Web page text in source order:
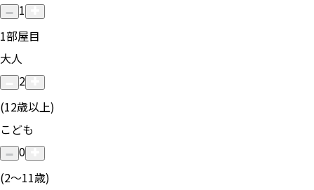
1
1部屋目
大人
2
(12歳以上)
こども
0
(2〜11歳)